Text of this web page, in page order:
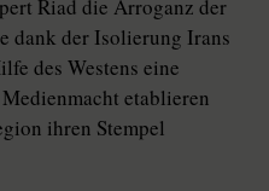
Riad die Arroganz der
dank der Isolierung Irans
des Westens eine
etablieren
ihren Stempel